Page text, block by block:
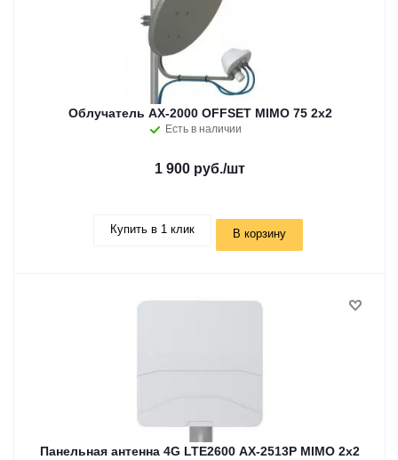
Облучатель AX-2000 OFFSET MIMO 75 2x2
Есть в наличии
1 900 руб./шт
Купить в 1 клик В корзину
Панельная антенна 4G LTE2600 AX-2513P MIMO 2x2